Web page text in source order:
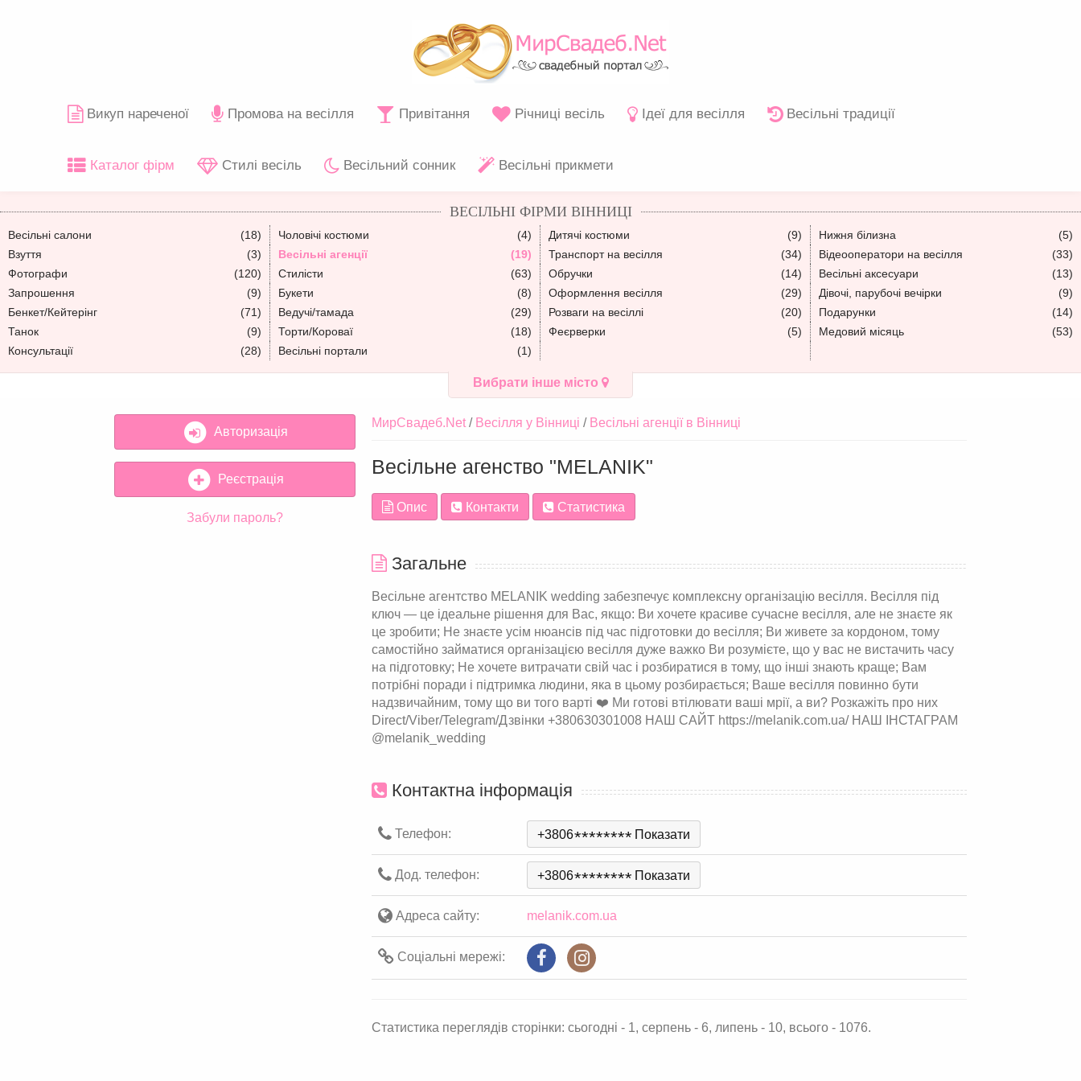
Викуп нареченої Промова на весілля Привітання Річниці весіль Ідеї для весілля Весільні традиції
Каталог фірм Стилі весіль Весільний сонник Весільні прикмети
ВЕСІЛЬНІ ФІРМИ ВІННИЦІ
Весільні салони (18) Чоловічі костюми (4) Дитячі костюми (9) Нижня білизна
(5)
Взуття
(3) Весільні агенції (19) Транспорт на весілля (34) Відеооператори на весілля
(33)
Фотографи
(120) Стилісти (63) Обручки (14) Весільні аксесуари
(13)
Запрошення
(9) Букети (8) Оформлення весілля (29) Дівочі, парубочі вечірки
(9)
Бенкет/Кейтерінг
(71) Ведучі/тамада (29) Розваги на весіллі (20) Подарунки
(14)
Танок
(9) Торти/Короваї (18) Феєрверки (5) Медовий місяць
(53)
Консультації
(28) Весільні портали (1)
Вибрати інше місто
МирСвадеб.Net Весілля у Вінниці Весільні агенції в Вінниці
Весільне агенство "MELANIK"
Опис Контакти Статистика
Загальне
Весільне агентство MELANIK wedding забезпечує комплексну організацію весілля. Весілля під
ключ — це ідеальне рішення для Вас, якщо: Ви хочете красиве сучасне весілля, але не знаєте як
це зробити; Не знаєте усім нюансів під час підготовки до весілля; Ви живете за кордоном, тому
самостійно займатися організацією весілля дуже важко Ви розумієте, що у вас не вистачить часу
на підготовку; Не хочете витрачати свій час і розбиратися в тому, що інші знають краще; Вам
потрібні поради і підтримка людини, яка в цьому розбирається; Ваше весілля повинно бути
надзвичайним, тому що ви того варті ❤️ Ми готові втілювати ваші мрії, а ви? Розкажіть про них
Direct/Viber/Telegram/Дзвінки +380630301008 НАШ САЙТ https://melanik.com.ua/ НАШ ІНСТАГРАМ
@melanik_wedding
Контактна інформація
Телефон: +3806******** Показати
Дод. телефон: +3806******** Показати
Адреса сайту: melanik.com.ua
Соціальні мережі:
Статистика переглядів сторінки: сьогодні - 1, серпень - 6, липень - 10, всього - 1076.
Авторизація
Реєстрація
Забули пароль?